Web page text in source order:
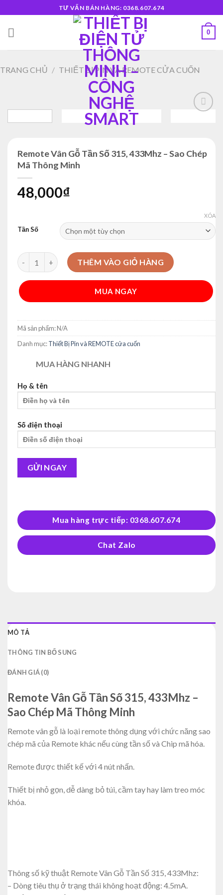
to
content
TƯ VẤN BÁN HÀNG: 0368.607.674
0
TRANG CHỦ / THIẾT BỊ PIN VÀ REMOTE CỬA CUỐN
Remote Vân Gỗ Tần Số 315, 433Mhz – Sao Chép
Mã Thông Minh
48,000₫
Tần Số
XÓA
Remote Vân Gỗ Tần Số 315, 433Mhz - Sao Chép Mã Thông
THÊM VÀO GIỎ HÀNG
MUA NGAY
Mã sản phẩm:N/A
Danh mục:Thiết Bị Pin và REMOTE cửa cuốn
MUA HÀNG NHANH
Họ & tên
Số điện thoại
Mua hàng trực tiếp: 0368.607.674
Chat Zalo
MÔ TẢ
THÔNG TIN BỔ SUNG
ĐÁNH GIÁ (0)
Remote Vân Gỗ Tần Số 315, 433Mhz –
Sao Chép Mã Thông Minh
Remote vân gỗ là loại remote thông dụng với chức năng sao
chép mã của Remote khác nếu cùng tần số và Chip mã hóa.
Remote được thiết kế với 4 nút nhấn.
Thiết bị nhỏ gọn, dễ dàng bỏ túi, cầm tay hay làm treo móc
khóa.
Thông số kỹ thuật Remote Vân Gỗ Tần Số 315, 433Mhz:
– Dòng tiêu thụ ở trạng thái không hoạt động: 4.5mA.